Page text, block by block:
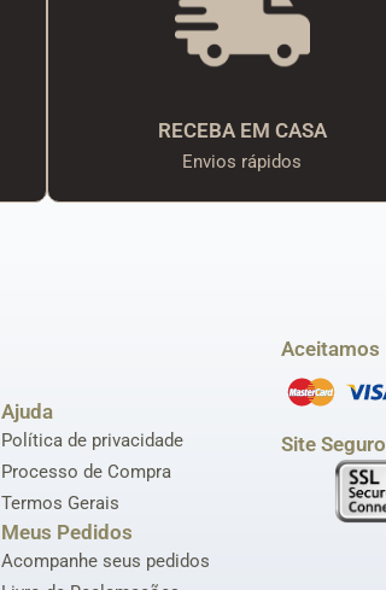
RECEBA EM CASA
Envios rápidos
Ajuda
Política de privacidade
Processo de Compra
Termos Gerais
Meus Pedidos
Acompanhe seus pedidos
Aceitamos
Site Seguro